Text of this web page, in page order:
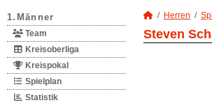
1.Männer
Team
Kreisoberliga
Kreispokal
Spielplan
Statistik
Herren
Steven